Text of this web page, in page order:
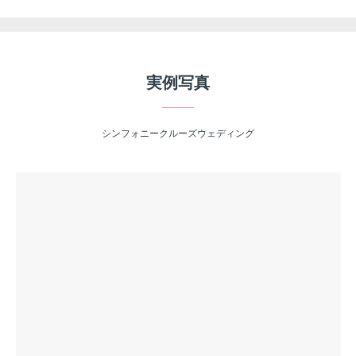
実例写真
シンフォニークルーズウェディング